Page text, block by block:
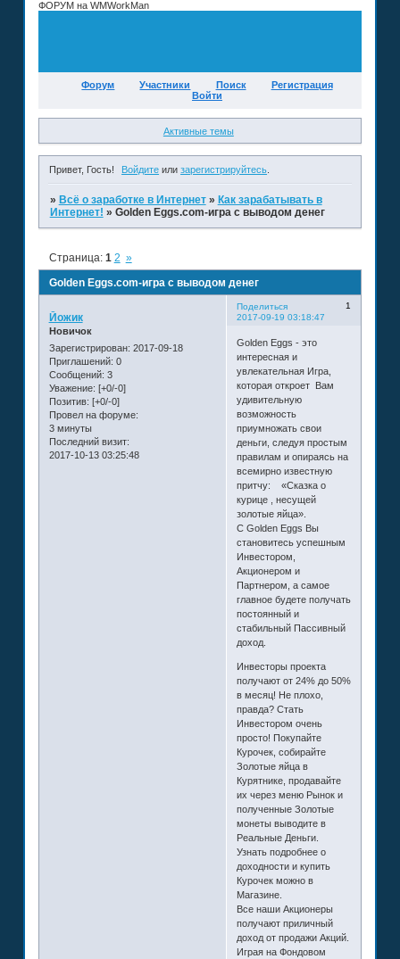
ФОРУМ на WMWorkMan
Форум Участники Поиск
Регистрация
Войти
Активные темы
Привет, Гость! Войдите илизарегистрируйтесь
» Всё о заработке в Интернет » Как зарабатывать в
Интернет! » Golden Eggs.com-игра с выводом денег
Golden Eggs.com-игра с выводом денег
Страница: 1 2 »
Поделиться
1
2017-09-19 03:18:47
Йожик
Новичок
Зарегистрирован: 2017-09-18
Приглашений: 0
Сообщений: 3
Уважение: [+0/-0]
Позитив: [+0/-0]
Провел на форуме:
3 минуты
Последний визит:
2017-10-13 03:25:48
Golden Eggs - это
интересная и
увлекательная Игра,
которая откроет Вам
удивительную
возможность
приумножать свои
деньги, следуя простым
правилам и опираясь на
всемирно известную
притчу: «Сказка о
курице , несущей
золотые яйца».
С Golden Eggs Вы
становитесь успешным
Инвестором,
Акционером и
Партнером, а самое
главное будете получать
постоянный и
стабильный Пассивный
доход.
Инвесторы проекта
получают от 24% до 50%
в месяц! Не плохо,
правда? Стать
Инвестором очень
просто! Покупайте
Курочек, собирайте
Золотые яйца в
Курятнике, продавайте
их через меню Рынок и
полученные Золотые
монеты выводите в
Реальные Деньги.
Узнать подробнее о
доходности и купить
Курочек можно в
Магазине.
Все наши Акционеры
получают приличный
доход от продажи Акций.
Играя на Фондовом